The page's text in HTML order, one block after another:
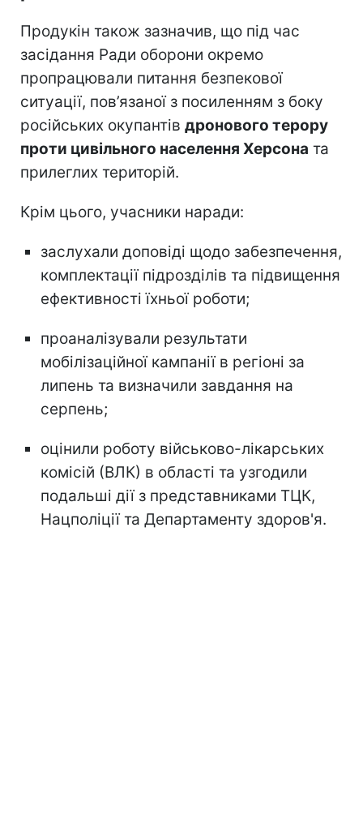
Продукін також зазначив, що під час
засідання Ради оборони окремо
пропрацювали питання безпекової
ситуації, пов’язаної з посиленням з боку
російських окупантів дронового терору
проти цивільного населення Херсона та
прилеглих територій.
Крім цього, учасники наради:
заслухали доповіді щодо забезпечення,
комплектації підрозділів та підвищення
ефективності їхньої роботи;
проаналізували результати
мобілізаційної кампанії в регіоні за
липень та визначили завдання на
серпень;
оцінили роботу військово-лікарських
комісій (ВЛК) в області та узгодили
подальші дії з представниками ТЦК,
Нацполіції та Департаменту здоров'я.